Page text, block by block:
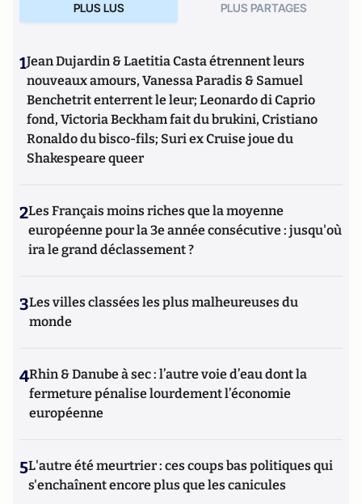
PLUS LUS PLUS PARTAGES
1Jean Dujardin & Laetitia Casta étrennent leurs
nouveaux amours, Vanessa Paradis & Samuel
Benchetrit enterrent le leur; Leonardo di Caprio
fond, Victoria Beckham fait du brukini, Cristiano
Ronaldo du bisco-fils; Suri ex Cruise joue du
Shakespeare queer
2Les Français moins riches que la moyenne
européenne pour la 3e année consécutive : jusqu'où
ira le grand déclassement ?
3Les villes classées les plus malheureuses du
monde
4Rhin & Danube à sec : l’autre voie d’eau dont la
fermeture pénalise lourdement l’économie
européenne
5L'autre été meurtrier : ces coups bas politiques qui
s'enchaînent encore plus que les canicules